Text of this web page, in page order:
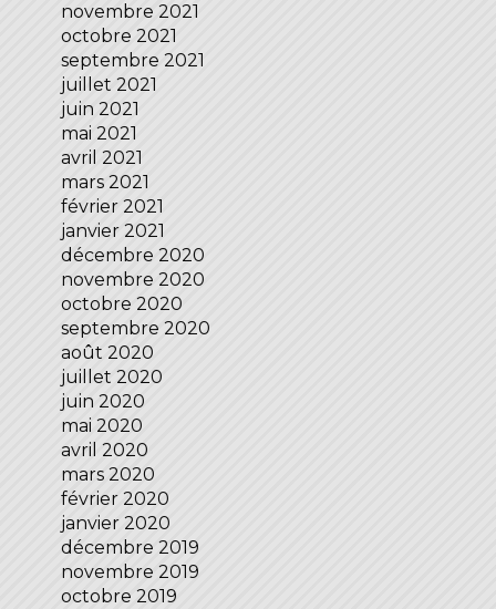
novembre 2021
octobre 2021
septembre 2021
juillet 2021
juin 2021
mai 2021
avril 2021
mars 2021
février 2021
janvier 2021
décembre 2020
novembre 2020
octobre 2020
septembre 2020
août 2020
juillet 2020
juin 2020
mai 2020
avril 2020
mars 2020
février 2020
janvier 2020
décembre 2019
novembre 2019
octobre 2019